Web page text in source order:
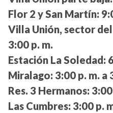
Flor 2 y San Martín:
Villa Unión, sector
3:00 p. m.
Estación La Soledad:
Miralago: 3:00 p. m. a
Res. 3 Hermanos:
Las Cumbres: 3:00 p.